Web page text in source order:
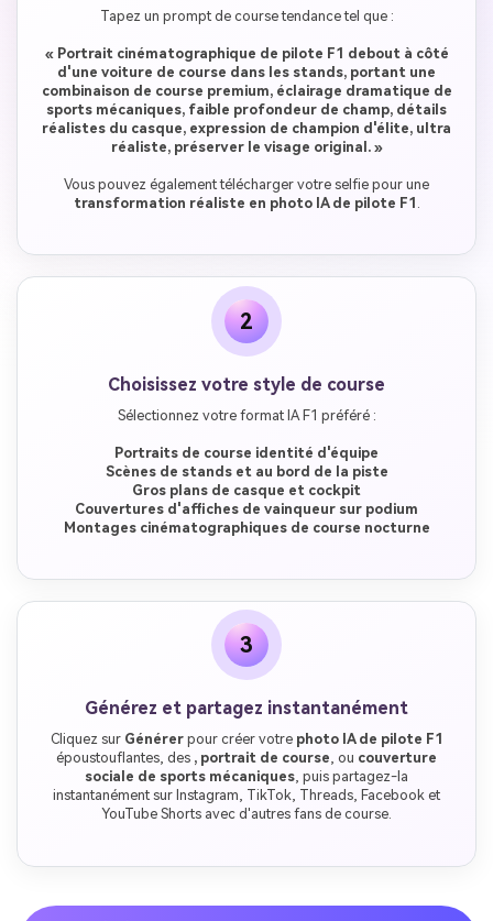
Tapez un prompt de course tendance tel que :
« Portrait cinématographique de pilote F1 debout à côté
d'une voiture de course dans les stands, portant une
combinaison de course premium, éclairage dramatique de
sports mécaniques, faible profondeur de champ, détails
réalistes du casque, expression de champion d'élite, ultra
réaliste, préserver le visage original. »
Vous pouvez également télécharger votre selfie pour une
transformation réaliste en photo IA de pilote F1
2
Choisissez votre style de course
Sélectionnez votre format IA F1 préféré :
Portraits de course identité d'équipe
Scènes de stands et au bord de la piste
Gros plans de casque et cockpit
Couvertures d'affiches de vainqueur sur podium
Montages cinématographiques de course nocturne
3
Générez et partagez instantanément
Cliquez sur Générerpour créer votre photo IA de pilote F1
époustouflantes, des , portrait de course, ou couverture
sociale de sports mécaniques, puis partagez-la
instantanément sur Instagram, TikTok, Threads, Facebook et
YouTube Shorts avec d'autres fans de course.